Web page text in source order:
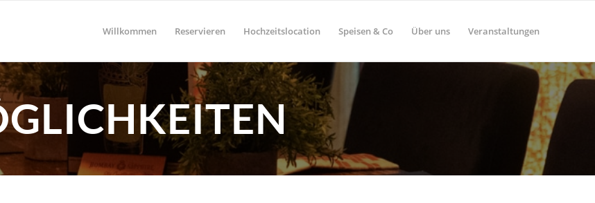
Willkommen Reservieren Hochzeitslocation Speisen & Co Über uns Veranstaltungen